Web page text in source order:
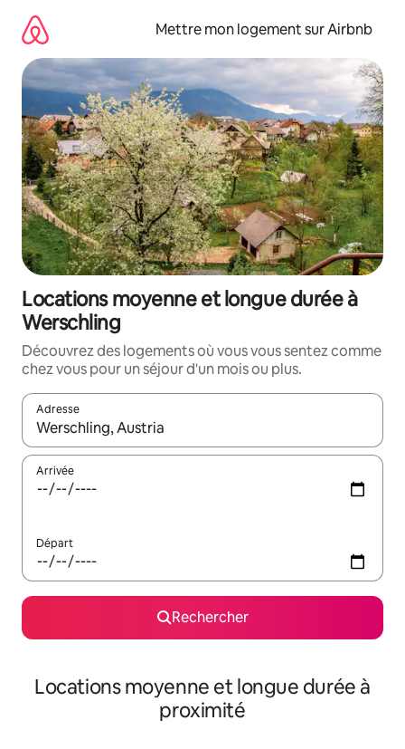
directement
contenu
Mettre mon logement sur Airbnb
Locations moyenne et longue durée à
Werschling
Découvrez des logements où vous vous sentez comme
chez vous pour un séjour d'un mois ou plus.
Adresse
Lorsque les résultats s'affichent, utilisez les flèches vers le
Arrivée
Départ
Rechercher
Locations moyenne et longue durée à
proximité